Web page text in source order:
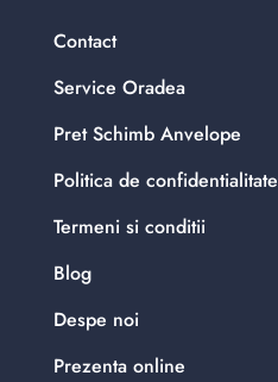
Contact
Service Oradea
Pret Schimb Anvelope
Politica de confidentialitate
Termeni si conditii
Blog
Despe noi
Prezenta online